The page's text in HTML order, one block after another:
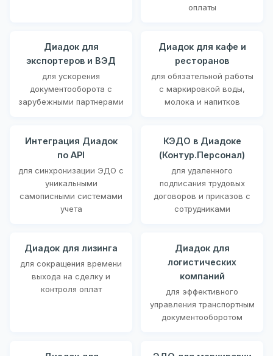
оплаты
Диадок для
экспортеров и ВЭД
для ускорения
документооборота с
зарубежными партнерами
Диадок для кафе и
ресторанов
для обязательной работы
с маркировкой воды,
молока и напитков
Интеграция Диадок
по API
для синхронизации ЭДО с
уникальными
самописными системами
учета
КЭДО в Диадоке
(Контур.Персонал)
для удаленного
подписания трудовых
договоров и приказов с
сотрудниками
Диадок для лизинга
для сокращения времени
выхода на сделку и
контроля оплат
Диадок для
логистических
компаний
для эффективного
управления транспортным
документооборотом